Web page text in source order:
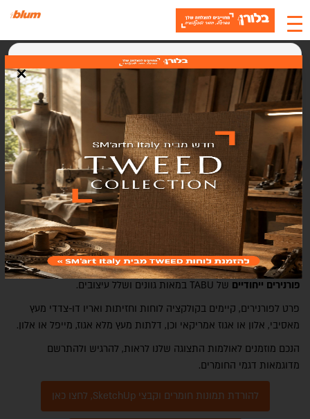
× האתר משתמש בעוגיות
אנחנו משתמשים בעוגיות (Cookies) כדי לשפר את חוויית המשתמש, לנתח
תנועה ולתמוך בתוכן ושירותים. בלחיצה על "אישור" אתם מסכימים לשימוש
בעוגיות.
סגירה
קולקציית פורניר
כשמבקשים לשלב את הטבע באופן אידיאלי בחללי הפנים, הפורניר והעץ
המאסיבי הם החומרים המתאימים. החומרים הללו הם סוג של קלאסיקה
על זמנית ותמיד יהיו מבוקשים, בעיקר בזכות היכולת שלהם להשרות
אווירה חמה וביתית.
בקולקציית העץ והפורניר מבית בלורן תמצאו מגוון סוגי פורניר:
פורניר טבעי
מבית KAINDL האוסטרית במראה עיצובי אחיד (כיוון אחיד
של סיבי העץ)
פורניר פראי מוברש
של KAINDL - פורנירים מבוקעים ופורנירים במראה
ייחודי המשלב בקיעים שחורים באמצעות דבקי PUR שחורים.
פורנירים ייחודיים של TABU במאות גוונים ושלל עיצובים.
פרט לפורנירים, קיימים בקולקציה לוחות וחזיתות ואריו דו-צדדי מעץ
מאסיבי, אלון או אגוז אמריקאי וכן, דלתות מעץ מלא אגוז, מייפל או אלון.
הנכם מוזמנים לאולמות התצוגה שלנו לראות, להרגיש ולהתרשם
מדוגמאות דגמי החומרים.
להורדת תמונות חומרים וקבצי SketchUp, לחצו כאן